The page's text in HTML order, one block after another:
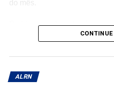
do mês.
Problemas referentes à
saúde, em Mossoró, também
pronunciou.
ALRN